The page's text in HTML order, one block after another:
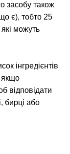
засобу також
є), тобто 25
можуть
інгредієнтів
якщо
відповідати
бирці або